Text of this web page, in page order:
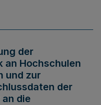
der
Hochschulen
und zur
der
die